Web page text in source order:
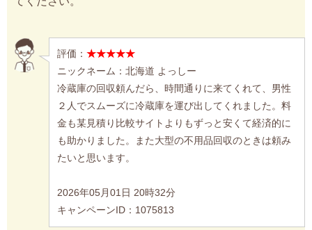
評価： ★★★★★
ニックネーム：北海道 よっしー
冷蔵庫の回収頼んだら、時間通りに来てくれて、男性
２人でスムーズに冷蔵庫を運び出してくれました。料
金も某見積り比較サイトよりもずっと安くて経済的に
も助かりました。また大型の不用品回収のときは頼み
たいと思います。
2026年05月01日 20時32分
キャンペーンID：1075813